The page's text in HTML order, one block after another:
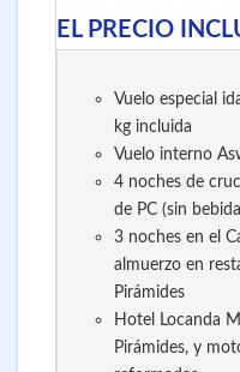
EL PRECIO
Vuelo especial
kg incluida
Vuelo interno
4 noches de
de PC (sin
3 noches en el
almuerzo en
Pirámides
Hotel Locanda
Pirámides, y